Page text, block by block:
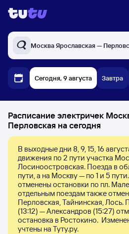
Москва Ярославская —
Сегодня, 9 августа Завтра
Расписание электричек
Перловская на сегодня
В выходные дни 8, 9, 15, 16
движения по 2 пути участка
Лосиноостровская. Поезда в
пути, а на Москву — по 1 и 5
отменены остановки по пл.
отдельным поездам также
Перловская, Тайнинская, Лось.
(13:12) — Александров (15:27)
остановка в Ростокино.
учтены на Туту.ру.